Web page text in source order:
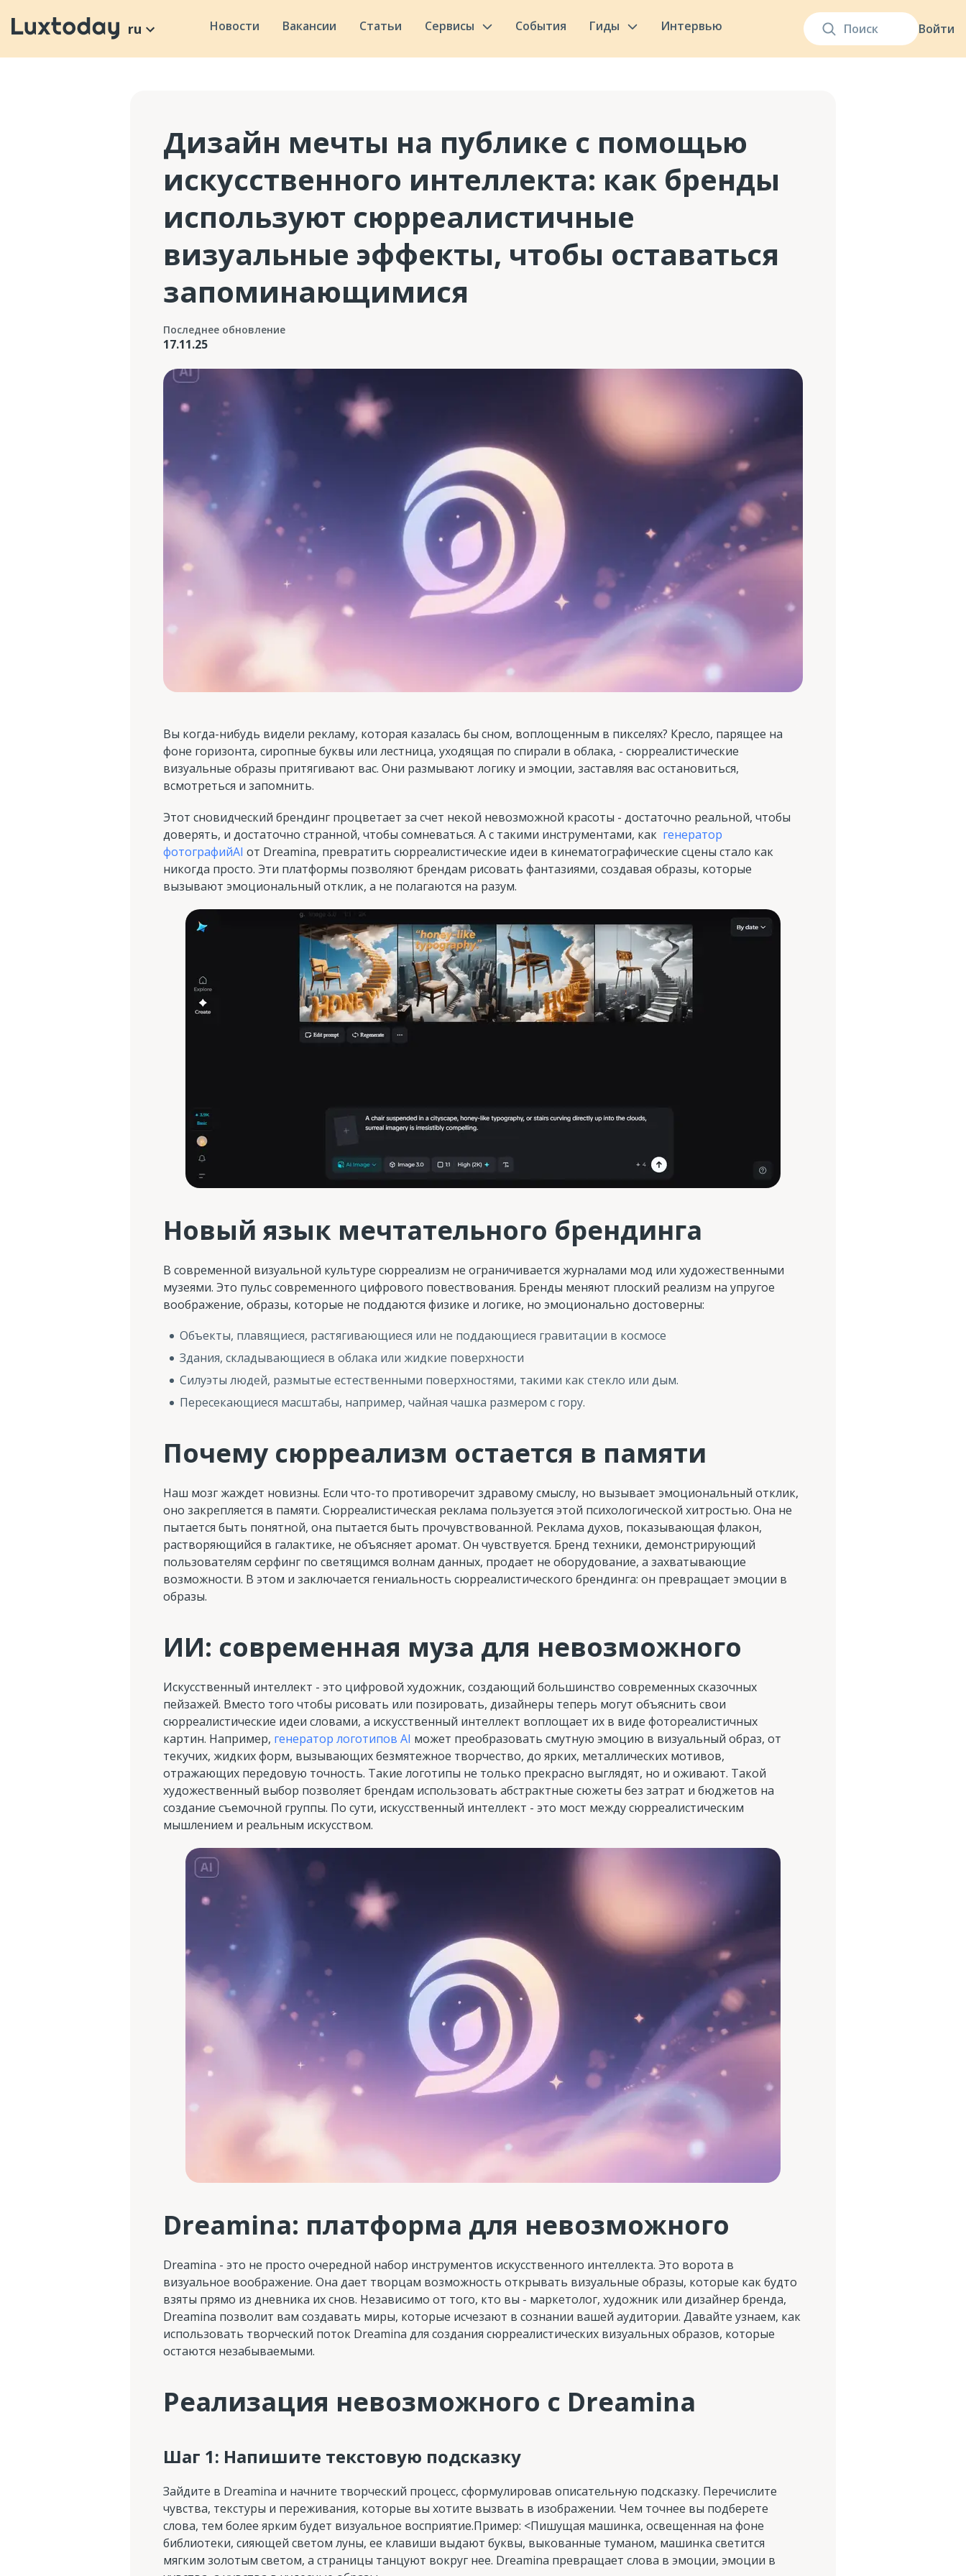
Войти
ru Новости Вакансии Статьи Сервисы События Гиды Интервью
Дизайн мечты на публике с помощью
искусственного интеллекта: как бренды
используют сюрреалистичные
визуальные эффекты, чтобы оставаться
запоминающимися
Последнее обновление
17.11.25
Вы когда-нибудь видели рекламу, которая казалась бы сном, воплощенным в пикселях? Кресло, парящее на
фоне горизонта, сиропные буквы или лестница, уходящая по спирали в облака, - сюрреалистические
визуальные образы притягивают вас. Они размывают логику и эмоции, заставляя вас остановиться,
всмотреться и запомнить.
Этот сновидческий брендинг процветает за счет некой невозможной красоты - достаточно реальной, чтобы
доверять, и достаточно странной, чтобы сомневаться. А с такими инструментами, как генератор
фотографийAI от Dreamina, превратить сюрреалистические идеи в кинематографические сцены стало как
никогда просто. Эти платформы позволяют брендам рисовать фантазиями, создавая образы, которые
вызывают эмоциональный отклик, а не полагаются на разум.
Новый язык мечтательного брендинга
В современной визуальной культуре сюрреализм не ограничивается журналами мод или художественными
музеями. Это пульс современного цифрового повествования. Бренды меняют плоский реализм на упругое
воображение, образы, которые не поддаются физике и логике, но эмоционально достоверны:
Объекты, плавящиеся, растягивающиеся или не поддающиеся гравитации в космосе
Здания, складывающиеся в облака или жидкие поверхности
Силуэты людей, размытые естественными поверхностями, такими как стекло или дым.
Пересекающиеся масштабы, например, чайная чашка размером с гору.
Почему сюрреализм остается в памяти
Наш мозг жаждет новизны. Если что-то противоречит здравому смыслу, но вызывает эмоциональный отклик,
оно закрепляется в памяти. Сюрреалистическая реклама пользуется этой психологической хитростью. Она не
пытается быть понятной, она пытается быть прочувствованной. Реклама духов, показывающая флакон,
растворяющийся в галактике, не объясняет аромат. Он чувствуется. Бренд техники, демонстрирующий
пользователям серфинг по светящимся волнам данных, продает не оборудование, а захватывающие
возможности. В этом и заключается гениальность сюрреалистического брендинга: он превращает эмоции в
образы.
ИИ: современная муза для невозможного
Искусственный интеллект - это цифровой художник, создающий большинство современных сказочных
пейзажей. Вместо того чтобы рисовать или позировать, дизайнеры теперь могут объяснить свои
сюрреалистические идеи словами, а искусственный интеллект воплощает их в виде фотореалистичных
картин. Например, генератор логотипов AI может преобразовать смутную эмоцию в визуальный образ, от
текучих, жидких форм, вызывающих безмятежное творчество, до ярких, металлических мотивов,
отражающих передовую точность. Такие логотипы не только прекрасно выглядят, но и оживают. Такой
художественный выбор позволяет брендам использовать абстрактные сюжеты без затрат и бюджетов на
создание съемочной группы. По сути, искусственный интеллект - это мост между сюрреалистическим
мышлением и реальным искусством.
Dreamina: платформа для невозможного
Dreamina - это не просто очередной набор инструментов искусственного интеллекта. Это ворота в
визуальное воображение. Она дает творцам возможность открывать визуальные образы, которые как будто
взяты прямо из дневника их снов. Независимо от того, кто вы - маркетолог, художник или дизайнер бренда,
Dreamina позволит вам создавать миры, которые исчезают в сознании вашей аудитории. Давайте узнаем, как
использовать творческий поток Dreamina для создания сюрреалистических визуальных образов, которые
остаются незабываемыми.
Реализация невозможного с Dreamina
Шаг 1: Напишите текстовую подсказку
Зайдите в Dreamina и начните творческий процесс, сформулировав описательную подсказку. Перечислите
чувства, текстуры и переживания, которые вы хотите вызвать в изображении. Чем точнее вы подберете
слова, тем более ярким будет визуальное восприятие.Пример: <Пишущая машинка, освещенная на фоне
библиотеки, сияющей светом луны, ее клавиши выдают буквы, выкованные туманом, машинка светится
мягким золотым светом, а страницы танцуют вокруг нее. Dreamina превращает слова в эмоции, эмоции в